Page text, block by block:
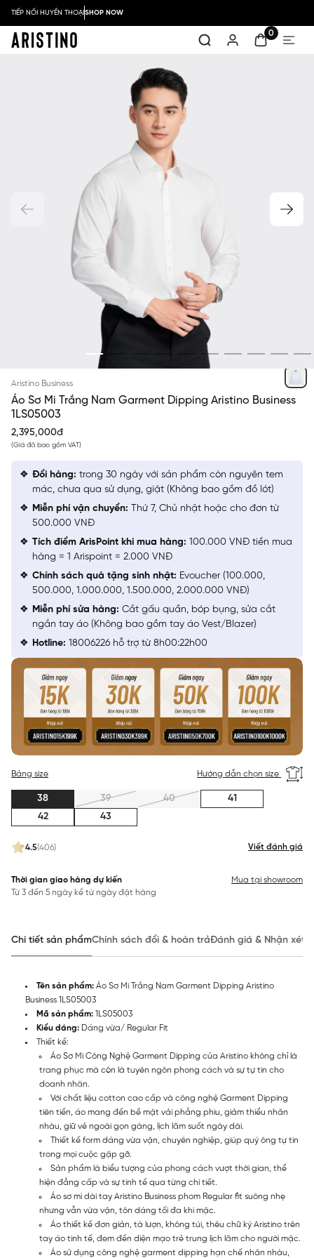
TIẾP NỐI HUYỀN THOẠISHOP NOW
0
Aristino Business
Áo Sơ Mi Trắng Nam Garment Dipping Aristino Business
1LS05003
2,395,000đ
(Giá đã bao gồm VAT)
4.5(406) Viết đánh giá
Bảng size Hướng dẫn chọn size
38 39 40
41
42
43
Thời gian giao hàng dự kiến
Từ 3 đến 5 ngày kể từ ngày đặt hàng
Mua tại showroom
Đổi hàng: trong 30 ngày với sản phẩm còn nguyên tem
mác, chưa qua sử dụng, giặt (Không bao gồm đồ lót)
Miễn phí vận chuyển: Thứ 7, Chủ nhật hoặc cho đơn từ
500.000 VNĐ
Tích điểm ArisPoint khi mua hàng: 100.000 VNĐ tiền mua
hàng = 1 Arispoint = 2.000 VNĐ
Chính sách quà tặng sinh nhật: Evoucher (100.000,
500.000, 1.000.000, 1.500.000, 2.000.000 VNĐ)
Miễn phí sửa hàng: Cắt gấu quần, bóp bụng, sửa cắt
ngắn tay áo (Không bao gồm tay áo Vest/Blazer)
Hotline: 18006226 hỗ trợ từ 8h00:22h00
Chi tiết sản phẩmChính sách đổi & hoàn trảĐánh giá & Nhận xét
Tên sản phẩm: Áo Sơ Mi Trắng Nam Garment Dipping Aristino
Business 1LS05003
Mã sản phẩm: 1LS05003
Kiểu dáng: Dáng vừa/ Regular Fit
Thiết kế:
Áo Sơ Mi Công Nghệ Garment Dipping của Aristino không chỉ là
trang phục mà còn là tuyên ngôn phong cách và sự tự tin cho
doanh nhân.
Với chất liệu cotton cao cấp và công nghệ Garment Dipping
tiên tiến, áo mang đến bề mặt vải phẳng phiu, giảm thiểu nhăn
nhàu, giữ vẻ ngoài gọn gàng, lịch lãm suốt ngày dài.
Thiết kế form dáng vừa vặn, chuyên nghiệp, giúp quý ông tự tin
trong mọi cuộc gặp gỡ.
Sản phẩm là biểu tượng của phong cách vượt thời gian, thể
hiện đẳng cấp và sự tinh tế qua từng chi tiết.
Áo sơ mi dài tay Aristino Business phom Regular fit suông nhẹ
nhưng vẫn vừa vặn, tôn dáng tối đa khi mặc.
Áo thiết kế đơn giản, tà lượn, không túi, thêu chữ ký Aristino trên
tay áo tinh tế, đem đến diện mạo trẻ trung lịch lãm cho người mặc.
Áo sử dụng công nghệ garment dipping hạn chế nhăn nhàu,